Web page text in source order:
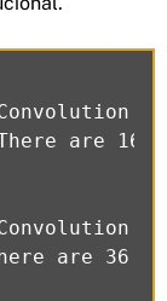
are 16
are 36